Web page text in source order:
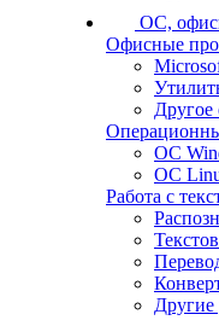
ОС,
Офисные
ОС
ОС
Работа с